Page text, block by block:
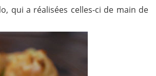
qui a réalisées celles-ci de main de